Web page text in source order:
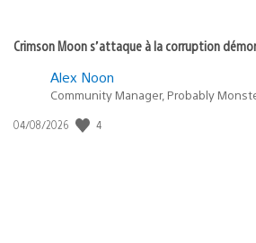
Crimson Moon s’attaque à la corruption
Alex Noon
Community Manager, Probably
Date
04/08/2026 4